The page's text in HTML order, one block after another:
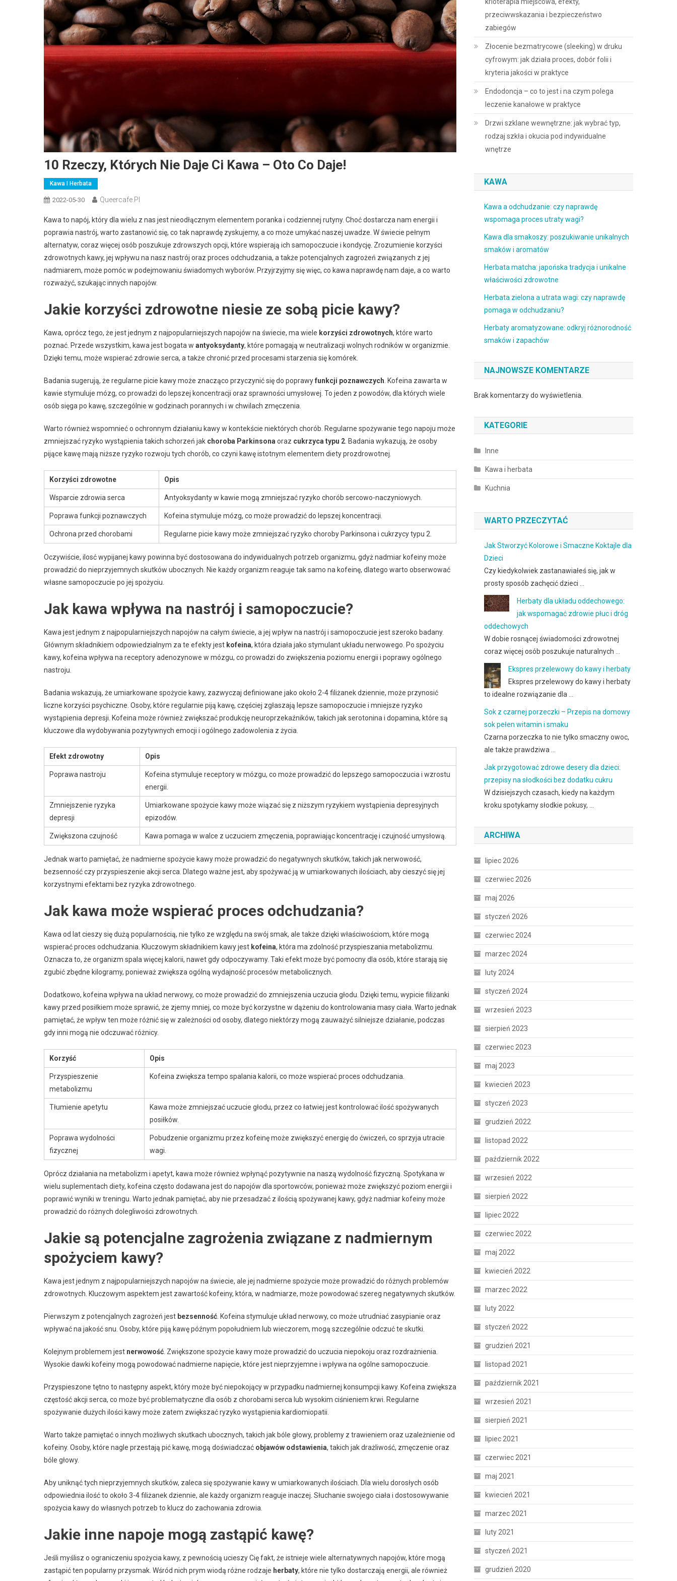
10 Rzeczy, Których Nie Daje Ci Kawa – Oto Co Daje!
Kawa I Herbata
2022-05-30 Queercafe.pl
Kawa to napój, który dla wielu z nas jest nieodłącznym elementem poranka i codziennej rutyny. Choć dostarcza nam energii i
poprawia nastrój, warto zastanowić się, co tak naprawdę zyskujemy, a co może umykać naszej uwadze. W świecie pełnym
alternatyw, coraz więcej osób poszukuje zdrowszych opcji, które wspierają ich samopoczucie i kondycję. Zrozumienie korzyści
zdrowotnych kawy, jej wpływu na nasz nastrój oraz proces odchudzania, a także potencjalnych zagrożeń związanych z jej
nadmiarem, może pomóc w podejmowaniu świadomych wyborów. Przyjrzyjmy się więc, co kawa naprawdę nam daje, a co warto
rozważyć, szukając innych napojów.
Jakie korzyści zdrowotne niesie ze sobą picie kawy?
Kawa, oprócz tego, że jest jednym z najpopularniejszych napojów na świecie, ma wiele korzyści zdrowotnych, które warto
poznać. Przede wszystkim, kawa jest bogata w antyoksydanty, które pomagają w neutralizacji wolnych rodników w organizmie.
Dzięki temu, może wspierać zdrowie serca, a także chronić przed procesami starzenia się komórek.
Badania sugerują, że regularne picie kawy może znacząco przyczynić się do poprawyfunkcji poznawczych . Kofeina zawarta w
kawie stymuluje mózg, co prowadzi do lepszej koncentracji oraz sprawności umysłowej. To jeden z powodów, dla których wiele
osób sięga po kawę, szczególnie w godzinach porannych i w chwilach zmęczenia.
Warto również wspomnieć o ochronnym działaniu kawy w kontekście niektórych chorób. Regularne spożywanie tego napoju może
zmniejszać ryzyko wystąpienia takich schorzeń jak choroba Parkinsona oraz cukrzyca typu 2 . Badania wykazują, że osoby
pijące kawę mają niższe ryzyko rozwoju tych chorób, co czyni kawę istotnym elementem diety prozdrowotnej.
Korzyści zdrowotne Opis
Wsparcie zdrowia serca Antyoksydanty w kawie mogą zmniejszać ryzyko chorób sercowo-naczyniowych.
Poprawa funkcji poznawczych Kofeina stymuluje mózg, co może prowadzić do lepszej koncentracji.
Ochrona przed chorobami Regularne picie kawy może zmniejszać ryzyko choroby Parkinsona i cukrzycy typu 2.
Oczywiście, ilosć wypijanej kawy powinna być dostosowana do indywidualnych potrzeb organizmu, gdyż nadmiar kofeiny może
prowadzić do nieprzyjemnych skutków ubocznych. Nie każdy organizm reaguje tak samo na kofeinę, dlatego warto obserwować
własne samopoczucie po jej spożyciu.
Jak kawa wpływa na nastrój i samopoczucie?
Kawa jest jednym z najpopularniejszych napojów na całym świecie, a jej wpływ na nastrój i samopoczucie jest szeroko badany.
Głównym składnikiem odpowiedzialnym za te efekty jest kofeina, która działa jako stymulant układu nerwowego. Po spożyciu
kawy, kofeina wpływa na receptory adenozynowe w mózgu, co prowadzi do zwiększenia poziomu energii i poprawy ogólnego
nastroju.
Badania wskazują, że umiarkowane spożycie kawy, zazwyczaj definiowane jako około 2-4 filiżanek dziennie, może przynosić
liczne korzyści psychiczne. Osoby, które regularnie piją kawę, częściej zgłaszają lepsze samopoczucie i mniejsze ryzyko
wystąpienia depresji. Kofeina może również zwiększać produkcję neuroprzekaźników, takich jak serotonina i dopamina, które są
kluczowe dla wydobywania pozytywnych emocji i ogólnego zadowolenia z życia.
Efekt zdrowotny Opis
Poprawa nastroju
Kofeina stymuluje receptory w mózgu, co może prowadzić do lepszego samopoczucia i wzrostu
energii.
Zmniejszenie ryzyka
depresji
Umiarkowane spożycie kawy może wiązać się z niższym ryzykiem wystąpienia depresyjnych
epizodów.
Zwiększona czujność Kawa pomaga w walce z uczuciem zmęczenia, poprawiając koncentrację i czujność umysłową.
Jednak warto pamiętać, że nadmierne spożycie kawy może prowadzić do negatywnych skutków, takich jak nerwowość,
bezsenność czy przyspieszenie akcji serca. Dlatego ważne jest, aby spożywać ją w umiarkowanych ilościach, aby cieszyć się jej
korzystnymi efektami bez ryzyka zdrowotnego.
Jak kawa może wspierać proces odchudzania?
Kawa od lat cieszy się dużą popularnością, nie tylko ze względu na swój smak, ale także dzięki właściwościom, które mogą
wspierać proces odchudzania. Kluczowym składnikiem kawy jest kofeina, która ma zdolność przyspieszania metabolizmu.
Oznacza to, że organizm spala więcej kalorii, nawet gdy odpoczywamy. Taki efekt może być pomocny dla osób, które starają się
zgubić zbędne kilogramy, ponieważ zwiększa ogólną wydajność procesów metabolicznych.
Dodatkowo, kofeina wpływa na układ nerwowy, co może prowadzić do zmniejszenia uczucia głodu. Dzięki temu, wypicie filiżanki
kawy przed posiłkiem może sprawić, że zjemy mniej, co może być korzystne w dążeniu do kontrolowania masy ciała. Warto jednak
pamiętać, że wpływ ten może różnić się w zależności od osoby, dlatego niektórzy mogą zauważyć silniejsze działanie, podczas
gdy inni mogą nie odczuwać różnicy.
Korzyść Opis
Przyspieszenie
metabolizmu
Kofeina zwiększa tempo spalania kalorii, co może wspierać proces odchudzania.
Tłumienie apetytu
Kawa może zmniejszać uczucie głodu, przez co łatwiej jest kontrolować ilość spożywanych
posiłków.
Poprawa wydolności
fizycznej
Pobudzenie organizmu przez kofeinę może zwiększyć energię do ćwiczeń, co sprzyja utracie
wagi.
Oprócz działania na metabolizm i apetyt, kawa może również wpłynąć pozytywnie na naszą wydolność fizyczną. Spotykana w
wielu suplementach diety, kofeina często dodawana jest do napojów dla sportowców, ponieważ może zwiększyć poziom energii i
poprawić wyniki w treningu. Warto jednak pamiętać, aby nie przesadzać z ilością spożywanej kawy, gdyż nadmiar kofeiny może
prowadzić do różnych dolegliwości zdrowotnych.
Jakie są potencjalne zagrożenia związane z nadmiernym
spożyciem kawy?
Kawa jest jednym z najpopularniejszych napojów na świecie, ale jej nadmierne spożycie może prowadzić do różnych problemów
zdrowotnych. Kluczowym aspektem jest zawartość kofeiny, która, w nadmiarze, może powodować szereg negatywnych skutków.
Pierwszym z potencjalnych zagrożeń jest bezsenność . Kofeina stymuluje układ nerwowy, co może utrudniać zasypianie oraz
wpływać na jakość snu. Osoby, które piją kawę późnym popołudniem lub wieczorem, mogą szczególnie odczuć te skutki.
Kolejnym problemem jest nerwowość . Zwiększone spożycie kawy może prowadzić do uczucia niepokoju oraz rozdrażnienia.
Wysokie dawki kofeiny mogą powodować nadmierne napięcie, które jest nieprzyjemne i wpływa na ogólne samopoczucie.
Przyspieszone tętno to następny aspekt, który może być niepokojący w przypadku nadmiernej konsumpcji kawy. Kofeina zwiększa
częstość akcji serca, co może być problematyczne dla osób z chorobami serca lub wysokim ciśnieniem krwi. Regularne
spożywanie dużych ilości kawy może zatem zwiększać ryzyko wystąpienia kardiomiopatii.
Warto także pamiętać o innych możliwych skutkach ubocznych, takich jak bóle głowy, problemy z trawieniem oraz uzależnienie od
kofeiny. Osoby, które nagle przestają pić kawę, mogą doświadczać objawów odstawienia, takich jak drażliwość, zmęczenie oraz
bóle głowy.
Aby uniknąć tych nieprzyjemnych skutków, zaleca się spożywanie kawy w umiarkowanych ilościach. Dla wielu dorosłych osób
odpowiednia ilość to około 3-4 filiżanek dziennie, ale każdy organizm reaguje inaczej. Słuchanie swojego ciała i dostosowywanie
spożycia kawy do własnych potrzeb to klucz do zachowania zdrowia.
Jakie inne napoje mogą zastąpić kawę?
Jeśli myślisz o ograniczeniu spożycia kawy, z pewnością ucieszy Cię fakt, że istnieje wiele alternatywnych napojów, które mogą
zastąpić ten popularny przysmak. Wśród nich prym wiodą różne rodzaje herbaty, które nie tylko dostarczają energii, ale również
przeciwwskazania i bezpieczeństwo
zabiegów
Złocenie bezmatrycowe (sleeking) w druku
cyfrowym: jak działa proces, dobór folii i
kryteria jakości w praktyce
Endodoncja – co to jest i na czym polega
leczenie kanałowe w praktyce
Drzwi szklane wewnętrzne: jak wybrać typ,
rodzaj szkła i okucia pod indywidualne
wnętrze
KAWA
Kawa a odchudzanie: czy naprawdę
wspomaga proces utraty wagi?
Kawa dla smakoszy: poszukiwanie unikalnych
smaków i aromatów
Herbata matcha: japońska tradycja i unikalne
właściwości zdrowotne
Herbata zielona a utrata wagi: czy naprawdę
pomaga w odchudzaniu?
Herbaty aromatyzowane: odkryj różnorodność
smaków i zapachów
NAJNOWSZE KOMENTARZE
Brak komentarzy do wyświetlenia.
KATEGORIE
Inne
Kawa i herbata
Kuchnia
WARTO PRZECZYTAĆ
Jak Stworzyć Kolorowe i Smaczne Koktajle dla
Dzieci
Czy kiedykolwiek zastanawiałeś się, jak w
prosty sposób zachęcić dzieci …
Herbaty dla układu oddechowego:
jak wspomagać zdrowie płuc i dróg
oddechowych
W dobie rosnącej świadomości zdrowotnej
coraz więcej osób poszukuje naturalnych …
Ekspres przelewowy do kawy i herbaty
Ekspres przelewowy do kawy i herbaty
to idealne rozwiązanie dla …
Sok z czarnej porzeczki – Przepis na domowy
sok pełen witamin i smaku
Czarna porzeczka to nie tylko smaczny owoc,
ale także prawdziwa …
Jak przygotować zdrowe desery dla dzieci:
przepisy na słodkości bez dodatku cukru
W dzisiejszych czasach, kiedy na każdym
kroku spotykamy słodkie pokusy, …
ARCHIWA
lipiec 2026
czerwiec 2026
maj 2026
styczeń 2026
czerwiec 2024
marzec 2024
luty 2024
styczeń 2024
wrzesień 2023
sierpień 2023
czerwiec 2023
maj 2023
kwiecień 2023
styczeń 2023
grudzień 2022
listopad 2022
październik 2022
wrzesień 2022
sierpień 2022
lipiec 2022
czerwiec 2022
maj 2022
kwiecień 2022
marzec 2022
luty 2022
styczeń 2022
grudzień 2021
listopad 2021
październik 2021
wrzesień 2021
sierpień 2021
lipiec 2021
czerwiec 2021
maj 2021
kwiecień 2021
marzec 2021
luty 2021
styczeń 2021
grudzień 2020